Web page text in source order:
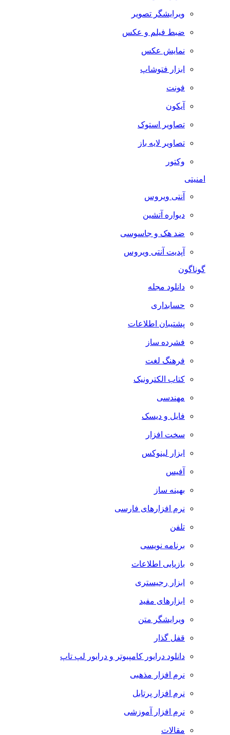
ویرایشگر تصویر
ضبط فيلم و عكس
نمایش عکس
ابزار فتوشاپ
فونت
آیکون
تصاویر استوک
تصاویر لایه باز
وکتور
امنیتی
آنتی ویروس
دیواره آتشین
ضد هک و جاسوسی
آپدیت آنتی ویروس
گوناگون
دانلود مجله
حسابداری
پشتیبان اطلاعات
فشرده ساز
فرهنگ لغت
کتاب الکترونیک
مهندسی
فایل و دیسک
سخت افزار
ابزار لینوکس
آفیس
بهینه ساز
نرم افزارهای فارسی
تلفن
برنامه نویسی
بازیابی اطلاعات
ابزار رجیستری
ابزارهای مفید
ویرایشگر متن
قفل گذار
دانلود درایور کامپیوتر و درایور لپ تاپ
نرم افزار مذهبی
نرم افزار پرتابل
نرم افزار آموزشی
مقالات